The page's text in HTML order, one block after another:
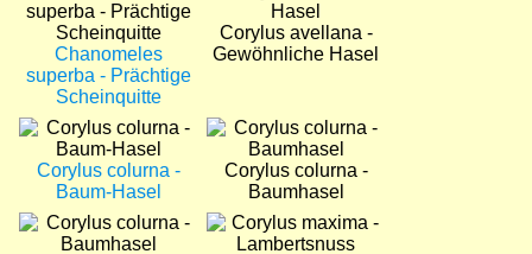
Chanomeles
superba - Prächtige
Scheinquitte
Corylus avellana -
Gewöhnliche Hasel
Bild
Corylus colurna -
Baum-Hasel
Bild
Corylus colurna -
Baumhasel
Bild
Bild